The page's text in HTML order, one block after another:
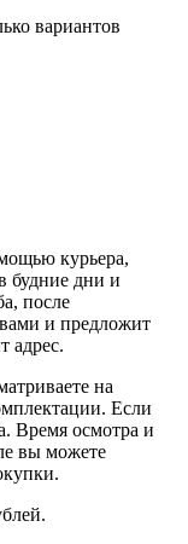
вариантов
курьера,
будние дни и
после
вами и предложит
адрес.
на
Если
Время осмотра и
вы можете